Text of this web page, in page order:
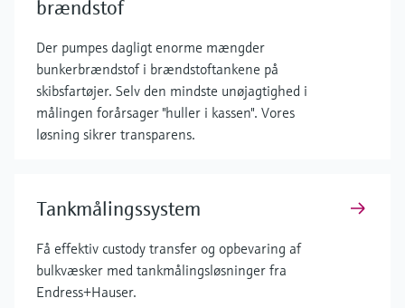
brændstof
Der pumpes dagligt enorme mængder
bunkerbrændstof i brændstoftankene på
skibsfartøjer. Selv den mindste unøjagtighed i
målingen forårsager "huller i kassen". Vores
løsning sikrer transparens.
Tankmålingssystem
Få effektiv custody transfer og opbevaring af
bulkvæsker med tankmålingsløsninger fra
Endress+Hauser.